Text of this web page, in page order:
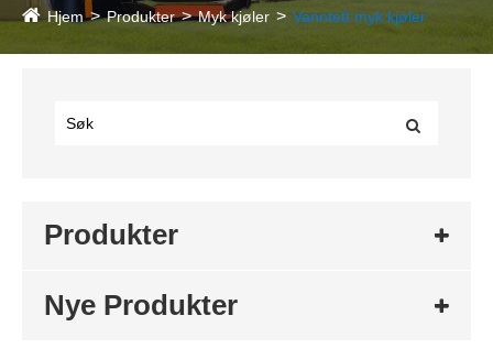
Hjem Produkter Myk kjøler Vanntett myk kjøler
Produkter
Nye Produkter